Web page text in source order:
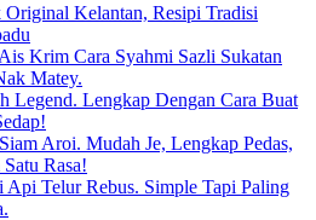
Kelantan, Resipi Tradisi
Krim Cara Syahmi Sazli Sukatan
Matey.
Legend. Lengkap Dengan Cara Buat
Aroi. Mudah Je, Lengkap Pedas,
Rasa!
Api Telur Rebus. Simple Tapi Paling